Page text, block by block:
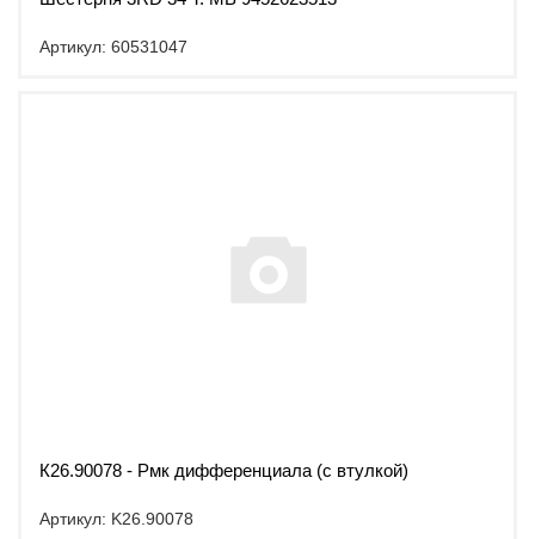
Артикул: 60531047
К26.90078 - Рмк дифференциала (с втулкой)
Артикул: K26.90078